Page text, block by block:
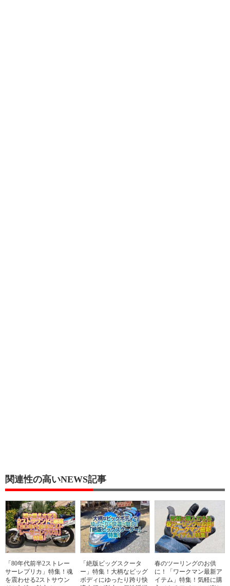
関連性の高いNEWS記事
「80年代前半2ストレー
サーレプリカ」特集！魂
を震わせる2ストサウン
「絶版ビッグスクータ
ー」特集！大柄なビッグ
ボディにゆったり跨り快
春のツーリングのお供
に！「ワークマン最新ア
イテム」特集！気軽に購